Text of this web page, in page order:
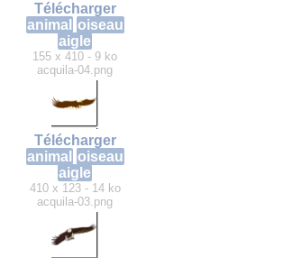
Télécharger
animal oiseau
aigle
155 x 410 - 9 ko
acquila-04.png
Télécharger
animal oiseau
aigle
410 x 123 - 14 ko
acquila-03.png